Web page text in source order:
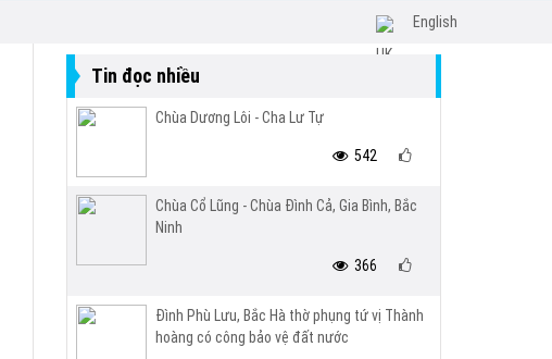
English
Tin đọc nhiều
Chùa Dương Lôi - Cha Lư Tự
542
Chùa Cổ Lũng - Chùa Đình Cả, Gia Bình, Bắc
Ninh
366
Đình Phù Lưu, Bắc Hà thờ phụng tứ vị Thành
hoàng có công bảo vệ đất nước